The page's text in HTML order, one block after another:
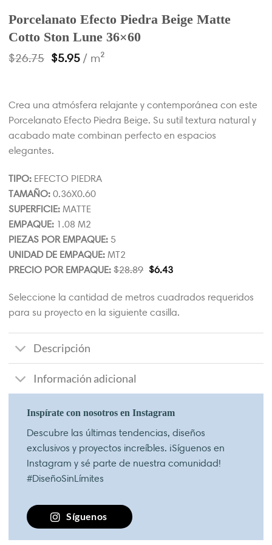
Porcelanato Efecto Piedra Beige Matte
Cotto Ston Lune 36×60
$26.75 $5.95 / m²
Crea una atmósfera relajante y contemporánea con este
Porcelanato Efecto Piedra Beige. Su sutil textura natural y
acabado mate combinan perfecto en espacios
elegantes.
TIPO: EFECTO PIEDRA
TAMAÑO: 0.36X0.60
SUPERFICIE: MATTE
EMPAQUE: 1.08 M2
PIEZAS POR EMPAQUE: 5
UNIDAD DE EMPAQUE: MT2
PRECIO POR EMPAQUE: $28.89 $6.43
Seleccione la cantidad de metros cuadrados requeridos
para su proyecto en la siguiente casilla.
Descripción
Información adicional
Inspírate con nosotros en Instagram
Descubre las últimas tendencias, diseños
exclusivos y proyectos increíbles. ¡Síguenos en
Instagram y sé parte de nuestra comunidad!
#DiseñoSinLímites
Síguenos